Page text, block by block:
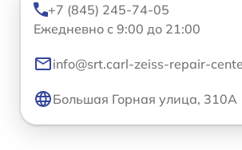
+7 (845) 245-74-05
Ежедневно с 9:00 до 21:00
info@srt.carl-zeiss-repair-
Большая Горная улица, 310А